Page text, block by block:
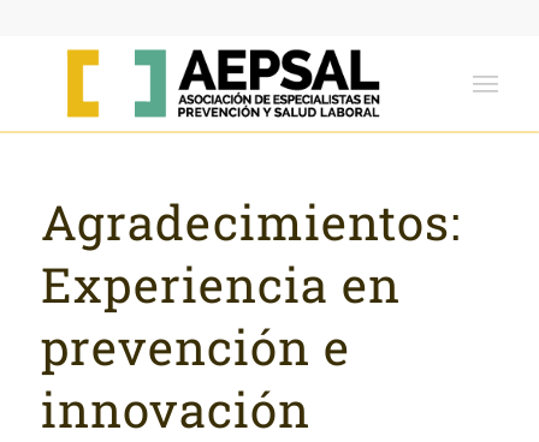
Agradecimientos:
Experiencia en
prevención e
innovación